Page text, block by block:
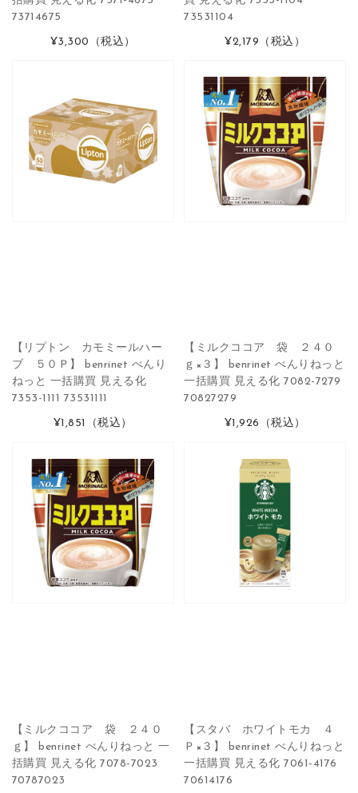
73714675
¥3,300 （税込）
73531104
¥2,179 （税込）
【リプトン カモミールハー
ブ ５０Ｐ】 benrinet べんり
ねっと 一括購買 見える化
7353-1111 73531111
¥1,851 （税込）
【ミルクココア 袋 ２４０
ｇ×３】 benrinet べんりねっと
一括購買 見える化 7082-7279
70827279
¥1,926 （税込）
【ミルクココア 袋 ２４０
ｇ】 benrinet べんりねっと 一
括購買 見える化 7078-7023
70787023
【スタバ ホワイトモカ ４
Ｐ×３】 benrinet べんりねっと
一括購買 見える化 7061-4176
70614176